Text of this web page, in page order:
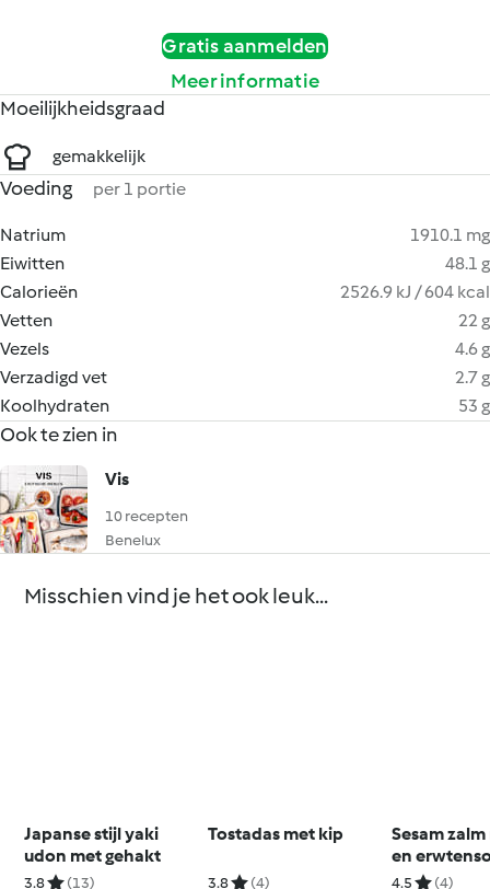
Gratis aanmelden
Meer informatie
Moeilijkheidsgraad
gemakkelijk
Voeding per 1 portie
Natrium
1910.1 mg
Eiwitten
48.1 g
Calorieën
2526.9 kJ / 604 kcal
Vetten
22 g
Vezels
4.6 g
Verzadigd vet
2.7 g
Koolhydraten
53 g
Ook te zien in
Vis
10 recepten
Benelux
Misschien vind je het ook leuk...
Japanse stijl yaki
udon met gehakt
3.8 (13)
Tostadas met kip
3.8 (4)
Sesam
en
4.5 (4)